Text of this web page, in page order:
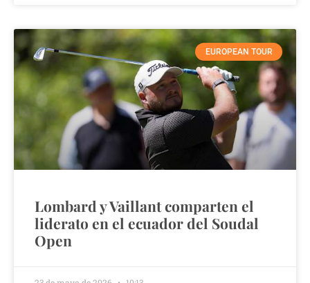
EUROPEAN TOUR
Lombard y Vaillant comparten el
liderato en el ecuador del Soudal
Open